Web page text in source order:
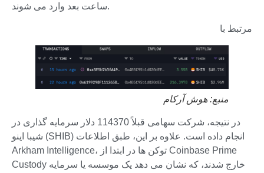
ساعت بعد وارد می شوند.
مرتبط با
منبع: هوش آرکام
در نتیجه، شرکت سهامی قبلاً 114370 دلار سرمایه گذاری در
شیبا اینو (SHIB) انجام داده است. علاوه بر این، طبق اطلاعات
Arkham Intelligence، توکن ها در ابتدا از Coinbase Prime
Custody خارج شدند، که نشان می دهد یک موسسه یا سرمایه